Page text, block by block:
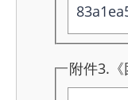
附件3.